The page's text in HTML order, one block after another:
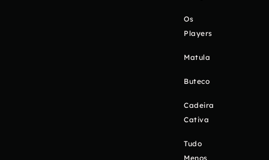
Os
Players
Matula
Buteco
Cadeira
Cativa
Tudo
Menos